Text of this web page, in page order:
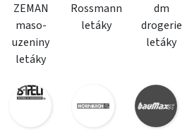
ZEMAN
maso-
uzeniny
letáky
Rossmann
letáky
dm
drogerie
letáky